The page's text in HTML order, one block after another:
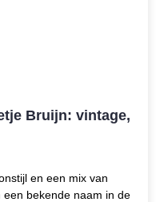
Bruijn: vintage,
en een mix van
bekende naam in de